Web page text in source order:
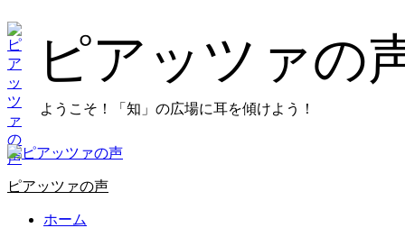
ン
テ
ン
ツ
に
ス
キ
ッ
プ
ピアッツァの
ようこそ！「知」の広場に耳を傾けよう！
プ
イ
ピアッツァの声
ホーム